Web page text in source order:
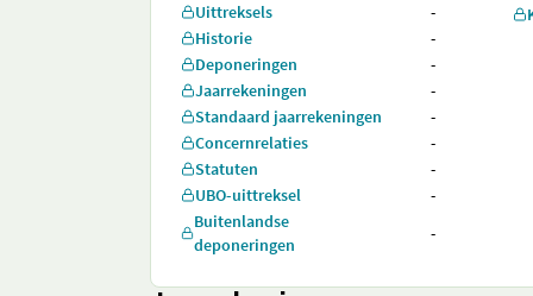
Uittreksels
-
Historie
-
Deponeringen
-
Jaarrekeningen
-
Standaard jaarrekeningen
-
Concernrelaties
-
Statuten
-
UBO-uittreksel
-
Buitenlandse
deponeringen
-